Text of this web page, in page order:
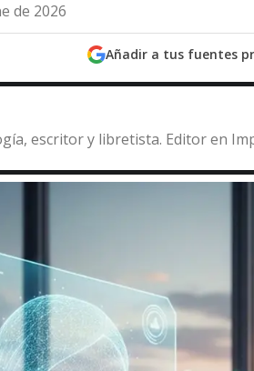
de 2026
Añadir a tus fuentes
escritor y libretista. Editor en